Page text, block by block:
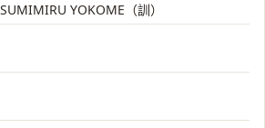
YOKOME（訓）